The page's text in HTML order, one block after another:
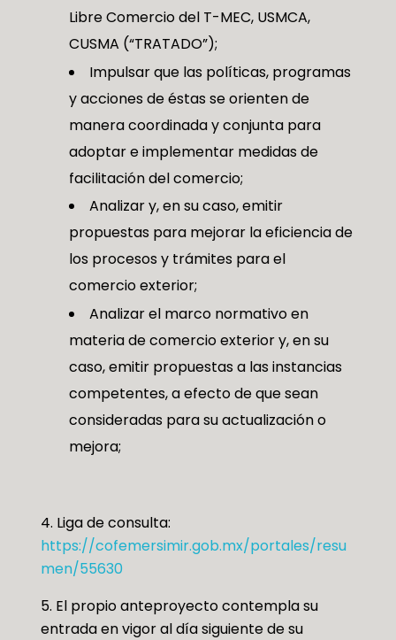
Libre Comercio del T-MEC, USMCA,
CUSMA (“TRATADO”);
Impulsar que las políticas, programas
y acciones de éstas se orienten de
manera coordinada y conjunta para
adoptar e implementar medidas de
facilitación del comercio;
Analizar y, en su caso, emitir
propuestas para mejorar la eficiencia de
los procesos y trámites para el
comercio exterior;
Analizar el marco normativo en
materia de comercio exterior y, en su
caso, emitir propuestas a las instancias
competentes, a efecto de que sean
consideradas para su actualización o
mejora;
4. Liga de consulta:
https://cofemersimir.gob.mx/portales/resu
men/55630
5. El propio anteproyecto contempla su
entrada en vigor al día siguiente de su